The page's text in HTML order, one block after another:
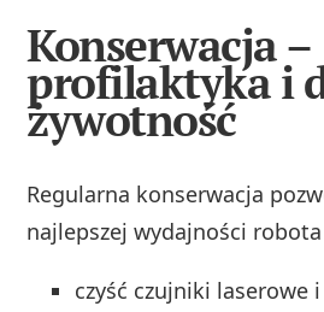
Konserwacja –
profilaktyka i
żywotność
Regularna konserwacja
najlepszej wydajności
czyść czujniki laserowe